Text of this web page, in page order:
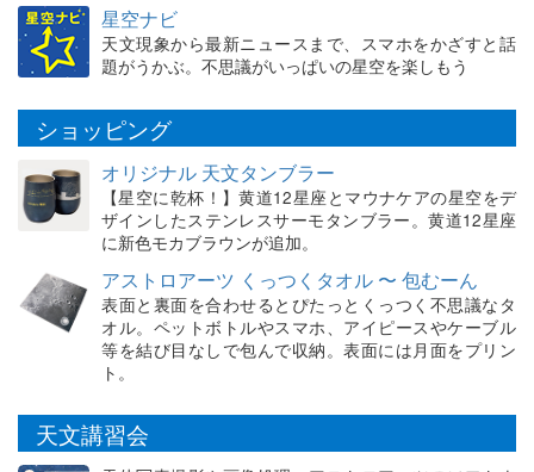
星空ナビ
天文現象から最新ニュースまで、スマホをかざすと話
題がうかぶ。不思議がいっぱいの星空を楽しもう
ショッピング
オリジナル 天文タンブラー
【星空に乾杯！】黄道12星座とマウナケアの星空をデ
ザインしたステンレスサーモタンブラー。黄道12星座
に新色モカブラウンが追加。
アストロアーツ くっつくタオル 〜 包むーん
表面と裏面を合わせるとぴたっとくっつく不思議なタ
オル。ペットボトルやスマホ、アイピースやケーブル
等を結び目なしで包んで収納。表面には月面をプリン
ト。
天文講習会